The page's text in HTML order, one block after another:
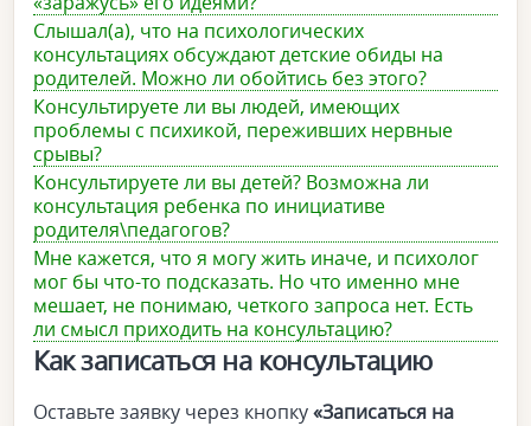
Слышал(а), что на психологических
консультациях обсуждают детские обиды на
родителей. Можно ли обойтись без этого?
Консультируете ли вы людей, имеющих
проблемы с психикой, переживших нервные
срывы?
Консультируете ли вы детей? Возможна ли
консультация ребенка по инициативе
родителя\педагогов?
Мне кажется, что я могу жить иначе, и психолог
мог бы что-то подсказать. Но что именно мне
мешает, не понимаю, четкого запроса нет. Есть
ли смысл приходить на консультацию?
Как записаться на консультацию
Оставьте заявку через кнопку«Записаться на